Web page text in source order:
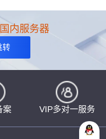
内服务器
转
案 VIP多对一服务